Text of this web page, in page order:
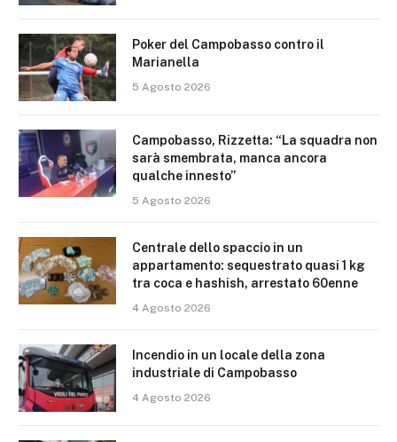
Poker del Campobasso contro il
Marianella
5 Agosto 2026
Campobasso, Rizzetta: “La squadra non
sarà smembrata, manca ancora
qualche innesto”
5 Agosto 2026
Centrale dello spaccio in un
appartamento: sequestrato quasi 1 kg
tra coca e hashish, arrestato 60enne
4 Agosto 2026
Incendio in un locale della zona
industriale di Campobasso
4 Agosto 2026